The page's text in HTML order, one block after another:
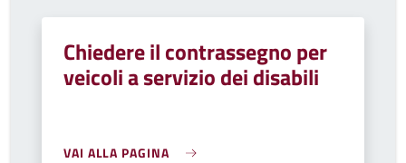
Chiedere il contrassegno per
veicoli a servizio dei disabili
VAI ALLA PAGINA